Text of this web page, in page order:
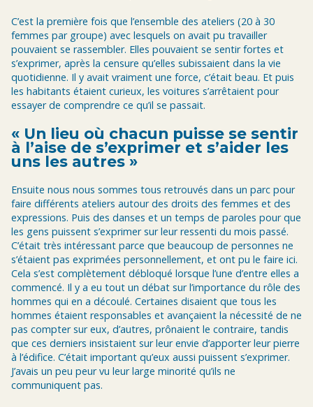
C’est la première fois que l’ensemble des ateliers (20 à 30
femmes par groupe) avec lesquels on avait pu travailler
pouvaient se rassembler. Elles pouvaient se sentir fortes et
s’exprimer, après la censure qu’elles subissaient dans la vie
quotidienne. Il y avait vraiment une force, c’était beau. Et puis
les habitants étaient curieux, les voitures s’arrêtaient pour
essayer de comprendre ce qu’il se passait.
« Un lieu où chacun puisse se sentir
à l’aise de s’exprimer et s’aider les
uns les autres »
Ensuite nous nous sommes tous retrouvés dans un parc pour
faire différents ateliers autour des droits des femmes et des
expressions. Puis des danses et un temps de paroles pour que
les gens puissent s’exprimer sur leur ressenti du mois passé.
C’était très intéressant parce que beaucoup de personnes ne
s’étaient pas exprimées personnellement, et ont pu le faire ici.
Cela s’est complètement débloqué lorsque l’une d’entre elles a
commencé. Il y a eu tout un débat sur l’importance du rôle des
hommes qui en a découlé. Certaines disaient que tous les
hommes étaient responsables et avançaient la nécessité de ne
pas compter sur eux, d’autres, prônaient le contraire, tandis
que ces derniers insistaient sur leur envie d’apporter leur pierre
à l’édifice. C’était important qu’eux aussi puissent s’exprimer.
J’avais un peu peur vu leur large minorité qu’ils ne
communiquent pas.